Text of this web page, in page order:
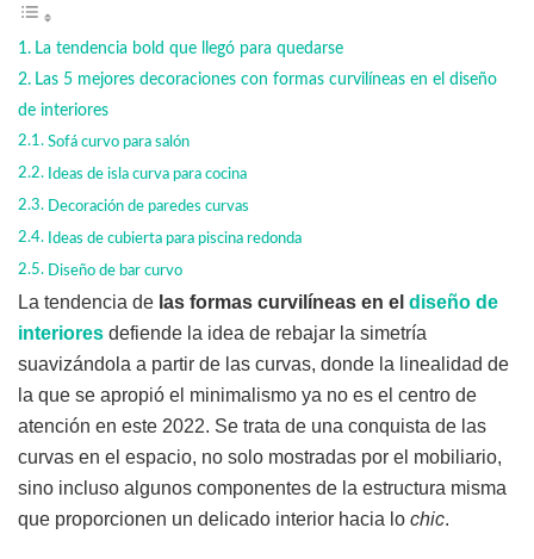
La tendencia bold que llegó para quedarse
Las 5 mejores decoraciones con formas curvilíneas en el diseño
de interiores
Sofá curvo para salón
Ideas de isla curva para cocina
Decoración de paredes curvas
Ideas de cubierta para piscina redonda
Diseño de bar curvo
La tendencia de las formas curvilíneas en el diseño de
interiores defiende la idea de rebajar la simetría
suavizándola a partir de las curvas, donde la linealidad de
la que se apropió el minimalismo ya no es el centro de
atención en este 2022. Se trata de una conquista de las
curvas en el espacio, no solo mostradas por el mobiliario,
sino incluso algunos componentes de la estructura misma
que proporcionen un delicado interior hacia lo chic.